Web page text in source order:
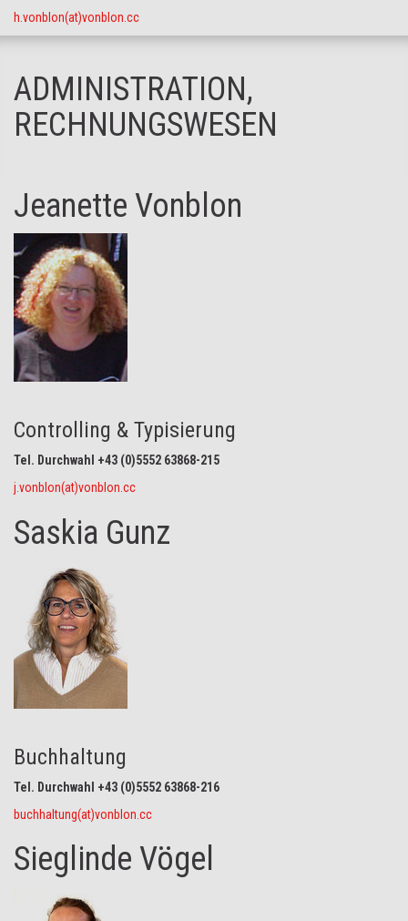
h.vonblon(at)vonblon.cc
ADMINISTRATION,
RECHNUNGSWESEN
Jeanette Vonblon
Controlling & Typisierung
Tel. Durchwahl +43 (0)5552 63868-215
j.vonblon(at)vonblon.cc
Saskia Gunz
Buchhaltung
Tel. Durchwahl +43 (0)5552 63868-216
buchhaltung(at)vonblon.cc
Sieglinde Vögel